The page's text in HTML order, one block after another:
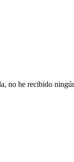
no he recibido